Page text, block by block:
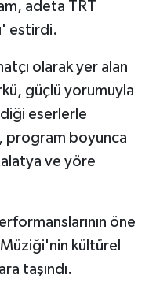
adeta TRT
estirdi.
olarak yer alan
güçlü yorumuyla
eserlerle
program boyunca
ve yöre
öne
kültürel
taşındı.